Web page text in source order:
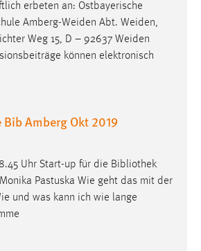
erbeten an: Ostbayerische
Amberg-Weiden Abt. Weiden,
Weg 15, D – 92637 Weiden
können elektronisch
Amberg Okt 2019
Uhr Start-up für die Bibliothek
Pastuska Wie geht das mit der
und was kann ich wie lange